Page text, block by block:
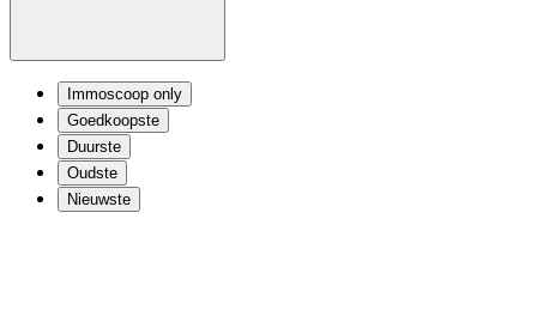
Immoscoop only
Goedkoopste
Duurste
Oudste
Nieuwste